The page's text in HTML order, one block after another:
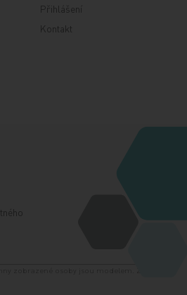
Přihlášení
Kontakt